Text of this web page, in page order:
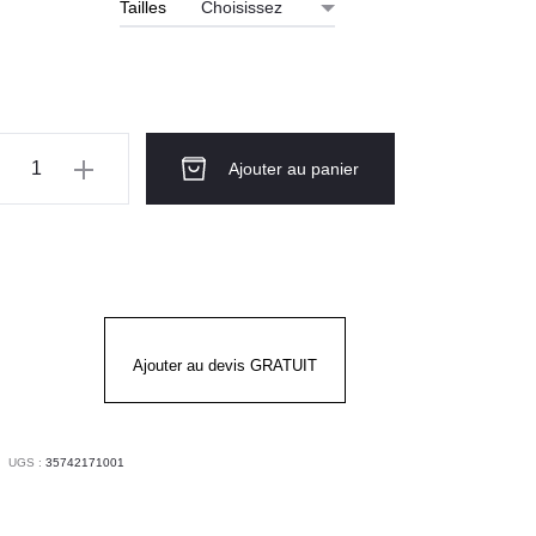
Tailles
Ajouter au panier
Ajouter au devis GRATUIT
UGS : 35742171001